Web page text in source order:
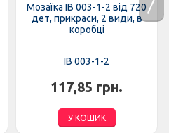
Мозаїка IB 003-1-2 від 720
дет, прикраси, 2 види, в
коробці
IB 003-1-2
117,85 грн.
У КОШИК